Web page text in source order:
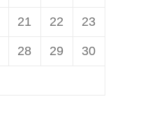
21 22 23
28 29 30